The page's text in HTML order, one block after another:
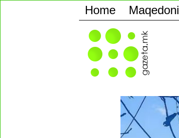
Home Maqedoni